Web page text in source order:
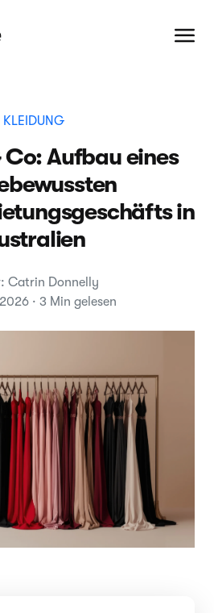
KLEIDUNG
Aufbau eines
in
Catrin Donnelly
· 3 Min gelesen